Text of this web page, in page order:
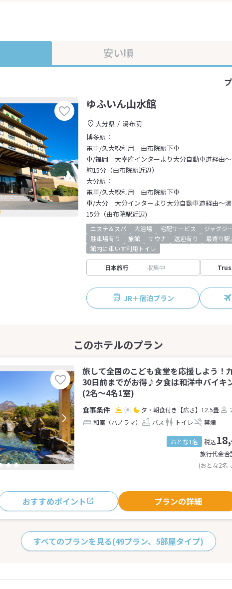
安い順
ゆふいん山水館
大分県
湯布院
博多駅：
電車/久大線利用 由布院駅下車
車/福岡 大宰府インターより大分自動車道経由
約15分（由布院駅近辺）
大分駅：
電車/久大線利用 由布院駅下車
車/大分 大分インターより大分自動車道経由～
15分（由布院駅近辺)
エステ＆スパ 大浴場 宅配サービス ジャグジ
駐車場有り
旅館 サウナ 送迎有り
最寄り
館内に車いす利用トイレ
日本旅行 収集中
JR＋宿泊プラン
旅して全国のこども食堂を応援しよう！
30日前までがお得♪夕食は和洋中バイキ
(2名～4名1室)
夕・朝食付き 【広さ】12.5畳
和室（パノラマ）
バス トイレ 禁煙
おとな1名 税込
旅行代金合
(おとな2名
おすすめポイント プランの詳細
すべてのプランを見る(49プラン、5部屋タイプ)